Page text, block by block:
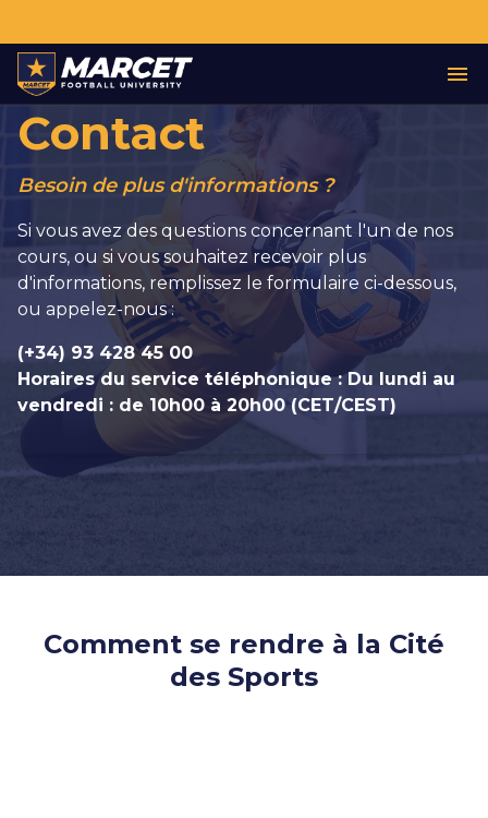
Contact
Besoin de plus d'informations ?
Si vous avez des questions concernant l'un de nos
cours, ou si vous souhaitez recevoir plus
d'informations, remplissez le formulaire ci-dessous,
ou appelez-nous :
(+34) 93 428 45 00
Horaires du service téléphonique : Du lundi au
vendredi : de 10h00 à 20h00 (CET/CEST)
Comment se rendre à la Cité
des Sports